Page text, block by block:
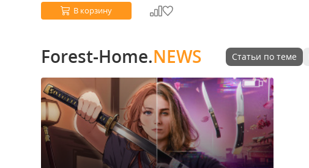
В корзину
Forest-Home.NEWS Статьи по теме